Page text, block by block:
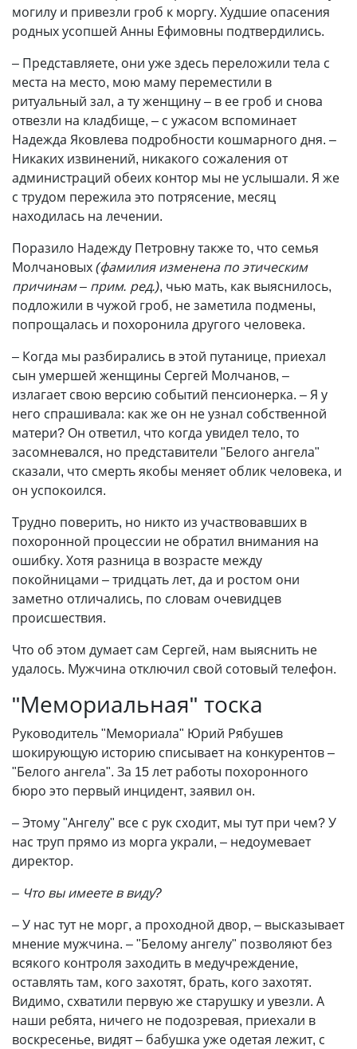
могилу и привезли гроб к моргу. Худшие опасения
родных усопшей Анны Ефимовны подтвердились.
– Представляете, они уже здесь переложили тела с
места на место, мою маму переместили в
ритуальный зал, а ту женщину – в ее гроб и снова
отвезли на кладбище, – с ужасом вспоминает
Надежда Яковлева подробности кошмарного дня. –
Никаких извинений, никакого сожаления от
администраций обеих контор мы не услышали. Я же
с трудом пережила это потрясение, месяц
находилась на лечении.
Поразило Надежду Петровну также то, что семья
Молчановых(фамилия изменена по этическим
причинам – прим. ред.), чью мать, как выяснилось,
подложили в чужой гроб, не заметила подмены,
попрощалась и похоронила другого человека.
– Когда мы разбирались в этой путанице, приехал
сын умершей женщины Сергей Молчанов, –
излагает свою версию событий пенсионерка. – Я у
него спрашивала: как же он не узнал собственной
матери? Он ответил, что когда увидел тело, то
засомневался, но представители "Белого ангела"
сказали, что смерть якобы меняет облик человека, и
он успокоился.
Трудно поверить, но никто из участвовавших в
похоронной процессии не обратил внимания на
ошибку. Хотя разница в возрасте между
покойницами – тридцать лет, да и ростом они
заметно отличались, по словам очевидцев
происшествия.
Что об этом думает сам Сергей, нам выяснить не
удалось. Мужчина отключил свой сотовый телефон.
"Мемориальная" тоска
Руководитель "Мемориала" Юрий Рябушев
шокирующую историю списывает на конкурентов –
"Белого ангела". За 15 лет работы похоронного
бюро это первый инцидент, заявил он.
– Этому "Ангелу" все с рук сходит, мы тут при чем? У
нас труп прямо из морга украли, – недоумевает
директор.
– Что вы имеете в виду?
– У нас тут не морг, а проходной двор, – высказывает
мнение мужчина. – "Белому ангелу" позволяют без
всякого контроля заходить в медучреждение,
оставлять там, кого захотят, брать, кого захотят.
Видимо, схватили первую же старушку и увезли. А
наши ребята, ничего не подозревая, приехали в
воскресенье, видят – бабушка уже одетая лежит, с